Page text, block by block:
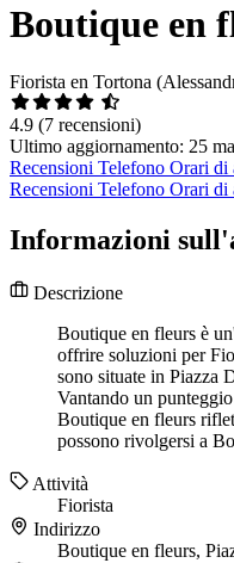
Boutique en
Fiorista en Tortona
4.9 (7 recensioni)
Ultimo aggiornamento: 25
Recensioni Telefono Orari di
Recensioni Telefono Orari di
Informazioni
Descrizione
Boutique en fleurs è
offrire soluzioni per
sono situate in Piazza
Vantando un
Boutique en fleurs
possono rivolgersi a
Attività
Fiorista
Indirizzo
Boutique en fleurs,